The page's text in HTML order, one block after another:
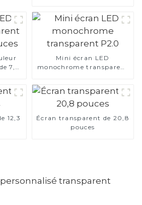
7,5
Mini écran LED
monochrome transparent
12,3
Écran transparent de 20,8
pouces